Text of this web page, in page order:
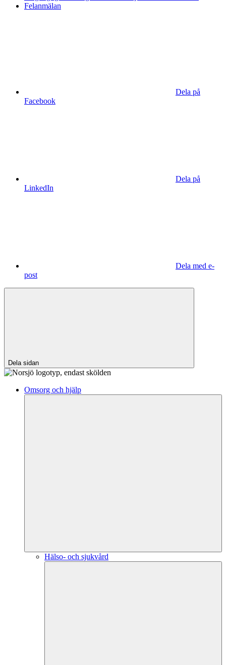
Felanmälan
Dela på
Facebook
Dela på
LinkedIn
Dela med e-
post
Dela sidan
Omsorg och hjälp
Hälso- och sjukvård